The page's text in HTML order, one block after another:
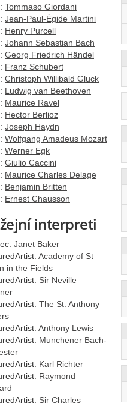
Tommaso Giordani
Jean-Paul-Égide Martini
Henry Purcell
Johann Sebastian Bach
Georg Friedrich Händel
Franz Schubert
Christoph Willibald Gluck
Ludwig van Beethoven
Maurice Ravel
Hector Berlioz
Joseph Haydn
Wolfgang Amadeus Mozart
Werner Egk
Giulio Caccini
Maurice Charles Delage
Benjamin Britten
Ernest Chausson
interpreti
Janet Baker
Academy of St
in the Fields
Sir Neville
The St. Anthony
Anthony Lewis
Munchener Bach-
Karl Richter
Raymond
Sir Charles